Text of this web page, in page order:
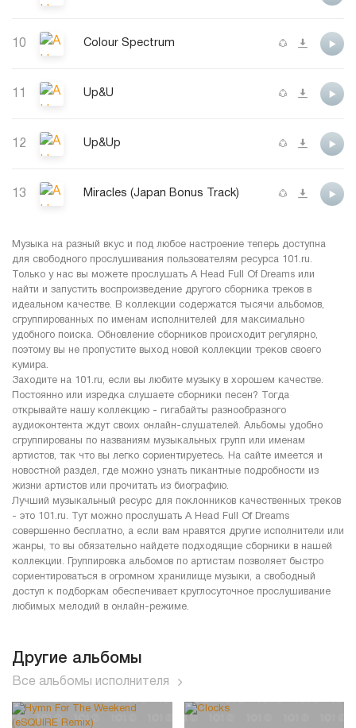
10 Colour Spectrum
11 Up&U
12 Up&Up
13 Miracles (Japan Bonus Track)
Музыка на разный вкус и под любое настроение теперь доступна
для свободного прослушивания пользователям ресурса 101.ru.
Только у нас вы можете прослушать A Head Full Of Dreams или
найти и запустить воспроизведение другого сборника треков в
идеальном качестве. В коллекции содержатся тысячи альбомов,
сгруппированных по именам исполнителей для максимально
удобного поиска. Обновление сборников происходит регулярно,
поэтому вы не пропустите выход новой коллекции треков своего
кумира.
Заходите на 101.ru, если вы любите музыку в хорошем качестве.
Постоянно или изредка слушаете сборники песен? Тогда
открывайте нашу коллекцию - гигабайты разнообразного
аудиоконтента ждут своих онлайн-слушателей. Альбомы удобно
сгруппированы по названиям музыкальных групп или именам
артистов, так что вы легко сориентируетесь. На сайте имеется и
новостной раздел, где можно узнать пикантные подробности из
жизни артистов или прочитать из биографию.
Лучший музыкальный ресурс для поклонников качественных треков
- это 101.ru. Тут можно прослушать A Head Full Of Dreams
совершенно бесплатно, а если вам нравятся другие исполнители или
жанры, то вы обязательно найдете подходящие сборники в нашей
коллекции. Группировка альбомов по артистам позволяет быстро
сориентироваться в огромном хранилище музыки, а свободный
доступ к подборкам обеспечивает круглосуточное прослушивание
любимых мелодий в онлайн-режиме.
Другие альбомы
Все альбомы исполнителя